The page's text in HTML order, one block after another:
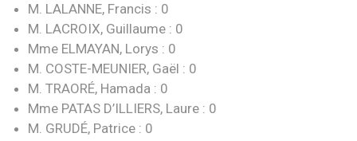
M. LALANNE, Francis : 0
M. LACROIX, Guillaume : 0
Mme ELMAYAN, Lorys : 0
M. COSTE-MEUNIER, Gaël : 0
M. TRAORÉ, Hamada : 0
Mme PATAS D’ILLIERS, Laure : 0
M. GRUDÉ, Patrice : 0